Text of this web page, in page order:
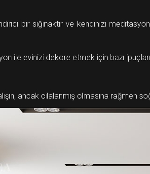
bir sığınaktır ve kendinizi
ile evinizi dekore etmek için bazı
ancak cilalanmış olmasına